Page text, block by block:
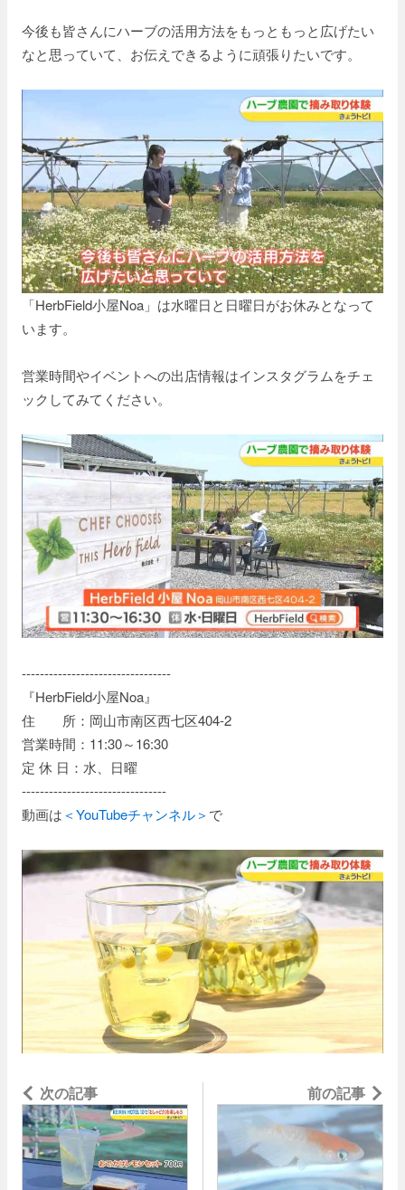
今後も皆さんにハーブの活用方法をもっともっと広げたい
なと思っていて、お伝えできるように頑張りたいです。
「HerbField小屋Noa」は水曜日と日曜日がお休みとなって
います。
営業時間やイベントへの出店情報はインスタグラムをチェ
ックしてみてください。
---------------------------------
『HerbField小屋Noa』
住 所：岡山市南区西七区404-2
営業時間：11:30～16:30
定 休 日：水、日曜
--------------------------------
動画は ＜YouTubeチャンネル＞ で
次の記事 ゃピク」を楽しもう！
前の記事